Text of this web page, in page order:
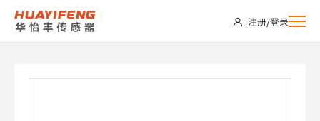
SDS05-
FCBUN-
注册/登录